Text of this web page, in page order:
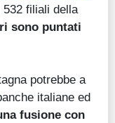
filiali della
sono puntati
potrebbe a
italiane ed
fusione con